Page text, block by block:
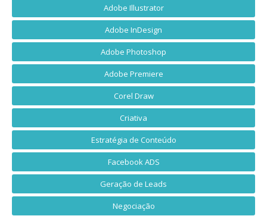
Adobe Illustrator
Adobe InDesign
Adobe Photoshop
Adobe Premiere
Corel Draw
Criativa
Estratégia de Conteúdo
Facebook ADS
Geração de Leads
Negociação